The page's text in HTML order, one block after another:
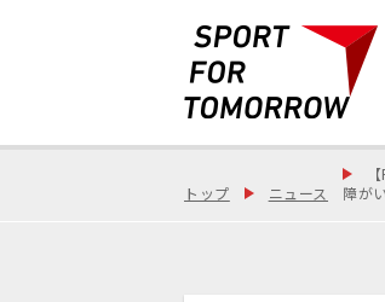
トップ ニュース
障が